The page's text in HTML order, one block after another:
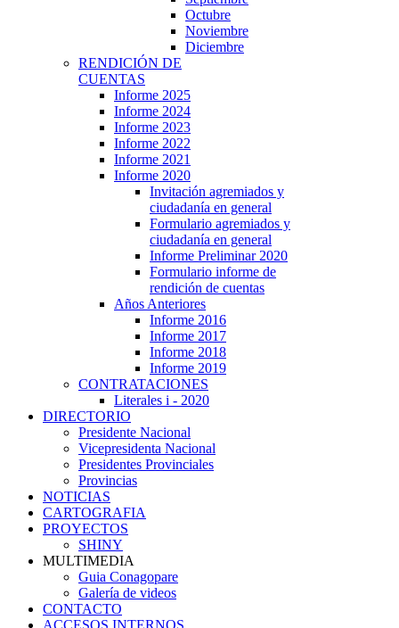
Octubre
Noviembre
Diciembre
RENDICIÓN DE
CUENTAS
Informe 2025
Informe 2024
Informe 2023
Informe 2022
Informe 2021
Informe 2020
Invitación agremiados y
ciudadanía en general
Formulario agremiados y
ciudadanía en general
Informe Preliminar 2020
Formulario informe de
rendición de cuentas
Años Anteriores
Informe 2016
Informe 2017
Informe 2018
Informe 2019
CONTRATACIONES
Literales i - 2020
DIRECTORIO
Presidente Nacional
Vicepresidenta Nacional
Presidentes Provinciales
Provincias
NOTICIAS
CARTOGRAFIA
PROYECTOS
SHINY
MULTIMEDIA
Guia Conagopare
Galería de videos
CONTACTO
ACCESOS INTERNOS